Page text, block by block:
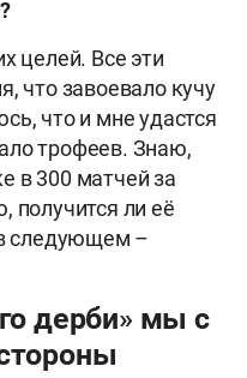
целей. Все эти
что завоевало кучу
что и мне удастся
трофеев. Знаю,
в 300 матчей за
получится ли её
следующем –
дерби» мы с